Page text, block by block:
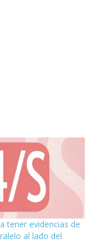
tener evidencias de
al lado del